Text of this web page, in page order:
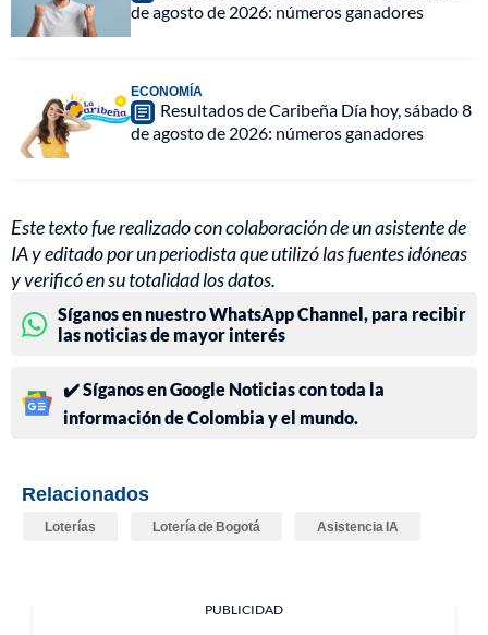
de agosto de 2026: números ganadores
ECONOMÍA
Resultados de Caribeña Día hoy, sábado 8
de agosto de 2026: números ganadores
Este texto fue realizado con colaboración de un asistente de
IA y editado por un periodista que utilizó las fuentes idóneas
y verificó en su totalidad los datos.
Síganos en nuestro WhatsApp Channel, para recibir
las noticias de mayor interés
✔️ Síganos en Google Noticias con toda la
información de Colombia y el mundo.
Relacionados
Loterías Lotería de Bogotá Asistencia IA
PUBLICIDAD